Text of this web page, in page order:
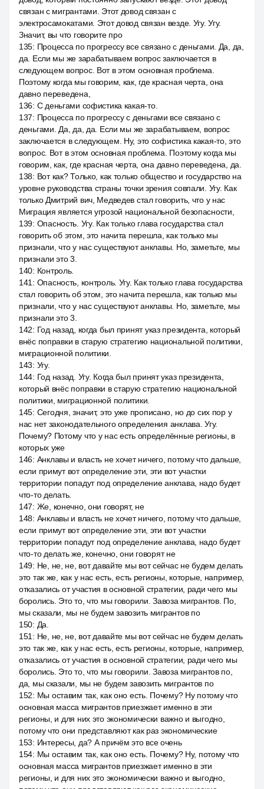
связан с мигрантами. Этот довод связан с
электросамокатами. Этот довод связан везде. Угу. Угу.
Значит, вы что говорите про
135: Процесса по прогрессу все связано с деньгами. Да, да,
да. Если мы же зарабатываем вопрос заключается в
следующем вопрос. Вот в этом основная проблема.
Поэтому когда мы говорим, как, где красная черта, она
давно переведена,
136: С деньгами софистика какая-то.
137: Процесса по прогрессу с деньгами все связано с
деньгами. Да, да, да. Если мы же зарабатываем, вопрос
заключается в следующем. Ну, это софистика какая-то, это
вопрос. Вот в этом основная проблема. Поэтому когда мы
говорим, как, где красная черта, она давно переведена, да.
138: Вот как? Только, как только общество и государство на
уровне руководства страны точки зрения совпали. Угу. Как
только Дмитрий вич, Медведев стал говорить, что у нас
Миграция является угрозой национальной безопасности,
139: Опасность. Угу. Как только глава государства стал
говорить об этом, это начита перешла, как только мы
признали, что у нас существуют анклавы. Но, заметьте, мы
признали это 3.
140: Контроль.
141 : Опасность, контроль. Угу. Как только глава государства
стал говорить об этом, это начита перешла, как только мы
признали, что у нас существуют анклавы. Но, заметьте, мы
признали это 3.
142: Год назад, когда был принят указ президента, который
внёс поправки в старую стратегию национальной политики,
миграционной политики.
143: Угу.
144: Год назад. Угу. Когда был принят указ президента,
который внёс поправки в старую стратегию национальной
политики, миграционной политики.
145: Сегодня, значит, это уже прописано, но до сих пор у
нас нет законодательного определения анклава. Угу.
Почему? Потому что у нас есть определённые регионы, в
которых уже
146: Анклавы и власть не хочет ничего, потому что дальше,
если примут вот определение эти, эти вот участки
территории попадут под определение анклава, надо будет
что-то делать.
147: Же, конечно, они говорят, не
148: Анклавы и власть не хочет ничего, потому что дальше,
если примут вот определение эти, эти вот участки
территории попадут под определение анклава, надо будет
что-то делать же, конечно, они говорят не
149: Не, не, не, вот давайте мы вот сейчас не будем делать
это так же, как у нас есть, есть регионы, которые, например,
отказались от участия в основной стратегии, ради чего мы
боролись. Это то, что мы говорили. Завоза мигрантов. По,
мы сказали, мы не будем завозить мигрантов по
150: Да.
151 : Не, не, не, вот давайте мы вот сейчас не будем делать
это так же, как у нас есть, есть регионы, которые, например,
отказались от участия в основной стратегии, ради чего мы
боролись. Это то, что мы говорили. Завоза мигрантов по,
да, мы сказали, мы не будем завозить мигрантов по
152: Мы оставим так, как оно есть. Почему? Ну потому что
основная масса мигрантов приезжает именно в эти
регионы, и для них это экономически важно и выгодно,
потому что они представляют как раз экономические
153: Интересы, да? А причём это все очень
154: Мы оставим так, как оно есть. Почему? Ну, потому что
основная масса мигрантов приезжает именно в эти
регионы, и для них это экономически важно и выгодно,